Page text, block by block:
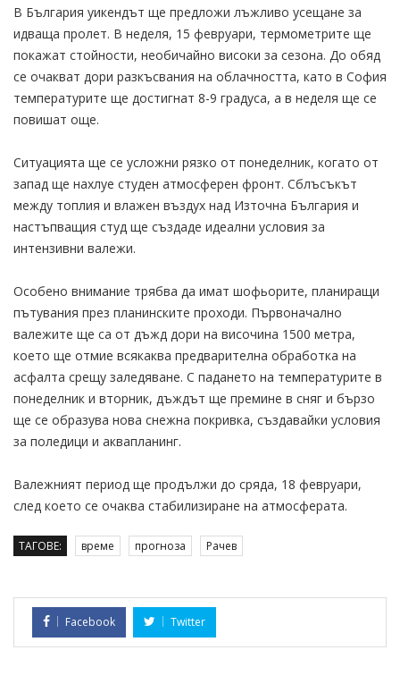
В България уикендът ще предложи лъжливо усещане за
идваща пролет. В неделя, 15 февруари, термометрите ще
покажат стойности, необичайно високи за сезона. До обяд
се очакват дори разкъсвания на облачността, като в София
температурите ще достигнат 8-9 градуса, а в неделя ще се
повишат още.
Ситуацията ще се усложни рязко от понеделник, когато от
запад ще нахлуе студен атмосферен фронт. Сблъсъкът
между топлия и влажен въздух над Източна България и
настъпващия студ ще създаде идеални условия за
интензивни валежи.
Особено внимание трябва да имат шофьорите, планиращи
пътувания през планинските проходи. Първоначално
валежите ще са от дъжд дори на височина 1500 метра,
което ще отмие всякаква предварителна обработка на
асфалта срещу заледяване. С падането на температурите в
понеделник и вторник, дъждът ще премине в сняг и бързо
ще се образува нова снежна покривка, създавайки условия
за поледици и аквапланинг.
Валежният период ще продължи до сряда, 18 февруари,
след което се очаква стабилизиране на атмосферата.
ТАГОВЕ: време прогноза Рачев
Facebook Twitter